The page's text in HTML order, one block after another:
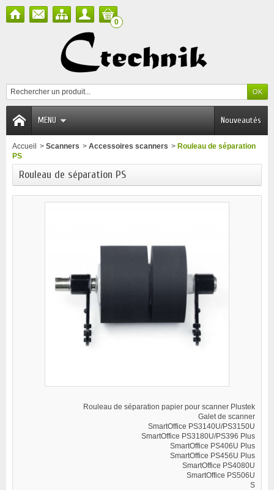
0
MENU Nouveautés
Accueil > Scanners > Accessoires scanners > Rouleau de séparation
PS
Rouleau de séparation PS
Rouleau de séparation papier pour scanner Plustek
Galet de scanner
SmartOffice PS3140U/PS3150U
SmartOffice PS3180U/PS396 Plus
SmartOffice PS406U Plus
SmartOffice PS456U Plus
SmartOffice PS4080U
SmartOffice PS506U
S